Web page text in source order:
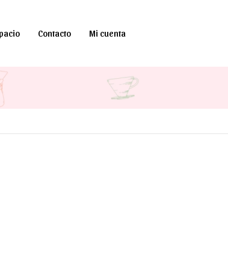
Contacto Mi cuenta